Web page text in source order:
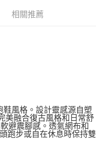
相關推薦
鞋風格。設計靈感源自塑
美融合復古風格和日常舒
避震腳感。透氣網布和
跑步或自在休息時保持雙